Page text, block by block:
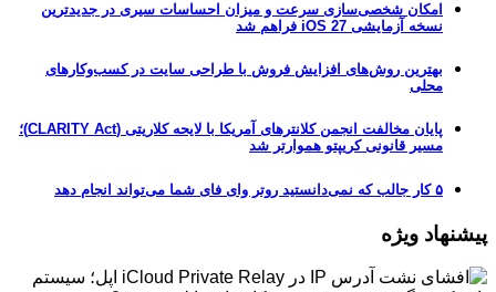
امکان شخصی‌سازی سرعت و میزان احساسات سیری در جدیدترین
نسخه آزمایشی iOS 27 فراهم شد
بهترین روش‌های افزایش فروش با طراحی سایت در کسب‌وکارهای
محلی
پایان مخالفت انجمن کلانترهای آمریکا با لایحه کلاریتی (CLARITY Act)؛
مسیر قانونی کریپتو هموارتر شد
۵ کار جالب که نمی‌دانستید روتر وای فای شما می‌تواند انجام دهد
پیشنهاد ویژه